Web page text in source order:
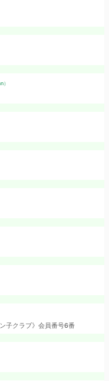
）
子クラブ》会員番号6番